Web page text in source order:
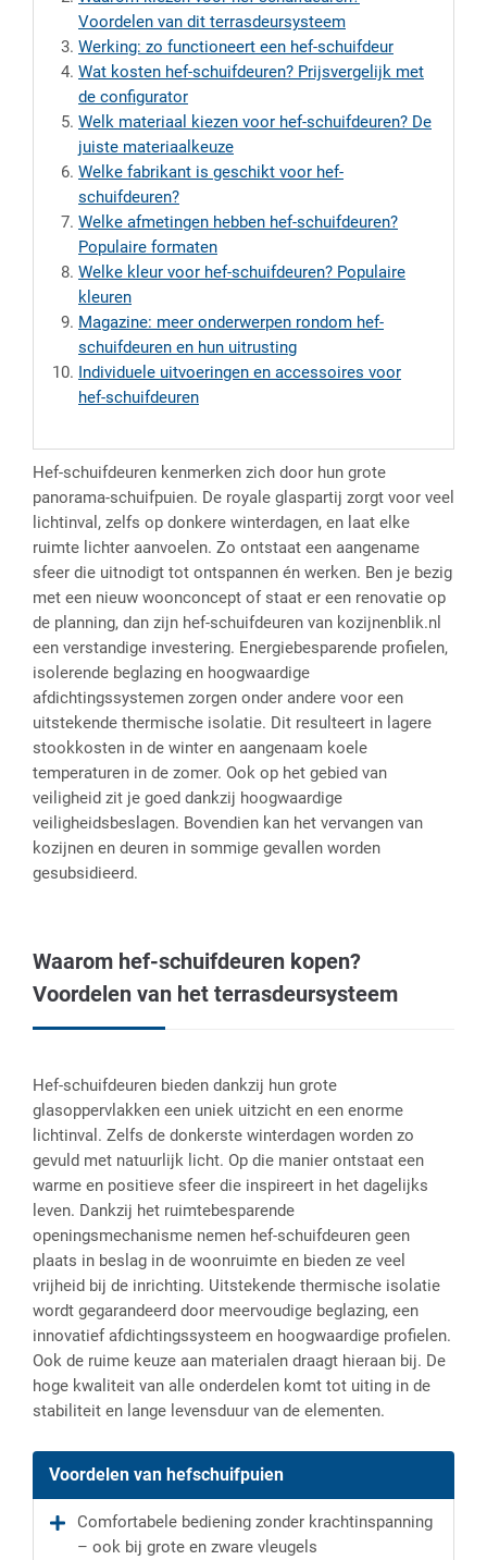
Voordelen van dit terrasdeursysteem
Werking: zo functioneert een hef-schuifdeur
Wat kosten hef-schuifdeuren? Prijsvergelijk met
de configurator
Welk materiaal kiezen voor hef-schuifdeuren? De
juiste materiaalkeuze
Welke fabrikant is geschikt voor hef-
schuifdeuren?
Welke afmetingen hebben hef-schuifdeuren?
Populaire formaten
Welke kleur voor hef-schuifdeuren? Populaire
kleuren
Magazine: meer onderwerpen rondom hef-
schuifdeuren en hun uitrusting
Individuele uitvoeringen en accessoires voor
hef-schuifdeuren
Hef-schuifdeuren kenmerken zich door hun grote
panorama-schuifpuien. De royale glaspartij zorgt voor veel
lichtinval, zelfs op donkere winterdagen, en laat elke
ruimte lichter aanvoelen. Zo ontstaat een aangename
sfeer die uitnodigt tot ontspannen én werken. Ben je bezig
met een nieuw woonconcept of staat er een renovatie op
de planning, dan zijn hef-schuifdeuren van kozijnenblik.nl
een verstandige investering. Energiebesparende profielen,
isolerende beglazing en hoogwaardige
afdichtingssystemen zorgen onder andere voor een
uitstekende thermische isolatie. Dit resulteert in lagere
stookkosten in de winter en aangenaam koele
temperaturen in de zomer. Ook op het gebied van
veiligheid zit je goed dankzij hoogwaardige
veiligheidsbeslagen. Bovendien kan het vervangen van
kozijnen en deuren in sommige gevallen worden
gesubsidieerd.
Waarom hef-schuifdeuren kopen?
Voordelen van het terrasdeursysteem
Hef-schuifdeuren bieden dankzij hun grote
glasoppervlakken een uniek uitzicht en een enorme
lichtinval. Zelfs de donkerste winterdagen worden zo
gevuld met natuurlijk licht. Op die manier ontstaat een
warme en positieve sfeer die inspireert in het dagelijks
leven. Dankzij het ruimtebesparende
openingsmechanisme nemen hef-schuifdeuren geen
plaats in beslag in de woonruimte en bieden ze veel
vrijheid bij de inrichting. Uitstekende thermische isolatie
wordt gegarandeerd door meervoudige beglazing, een
innovatief afdichtingssysteem en hoogwaardige profielen.
Ook de ruime keuze aan materialen draagt hieraan bij. De
hoge kwaliteit van alle onderdelen komt tot uiting in de
stabiliteit en lange levensduur van de elementen.
Voordelen van hefschuifpuien
Comfortabele bediening zonder krachtinspanning
– ook bij grote en zware vleugels